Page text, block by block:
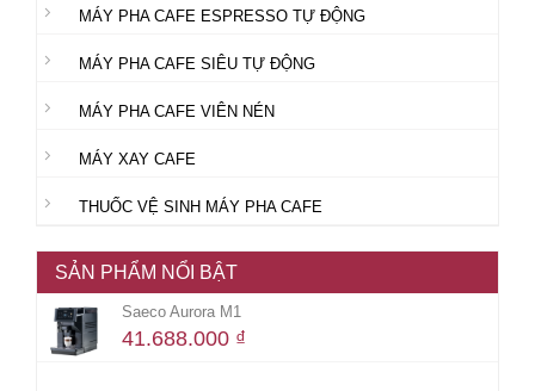
MÁY PHA CAFE ESPRESSO TỰ ĐỘNG
MÁY PHA CAFE SIÊU TỰ ĐỘNG
MÁY PHA CAFE VIÊN NÉN
MÁY XAY CAFE
THUỐC VỆ SINH MÁY PHA CAFE
SẢN PHẨM NỔI BẬT
Saeco Aurora M1
41.688.000 ₫